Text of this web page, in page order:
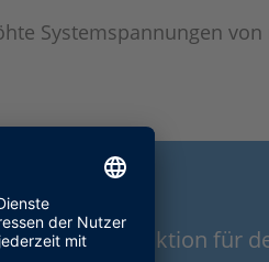
Systemspannungen
I/O-Funktion für